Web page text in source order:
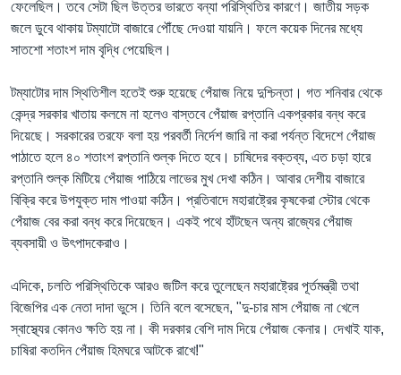
ফেলেছিল। তবে সেটা ছিল উত্তর ভারতে বন্যা পরিস্থিতির কারণে। জাতীয় সড়ক
জলে ডুবে থাকায় টম্যাটো বাজারে পৌঁছে দেওয়া যায়নি। ফলে কয়েক দিনের মধ্যে
সাতশো শতাংশ দাম বৃদ্ধি পেয়েছিল।
টম্যাটোর দাম স্থিতিশীল হতেই শুরু হয়েছে পেঁয়াজ নিয়ে দুশ্চিন্তা। গত শনিবার থেকে
কেন্দ্র সরকার খাতায় কলমে না হলেও বাস্তবে পেঁয়াজ রপ্তানি একপ্রকার বন্ধ করে
দিয়েছে। সরকারের তরফে বলা হয় পরবর্তী নির্দেশ জারি না করা পর্যন্ত বিদেশে পেঁয়াজ
পাঠাতে হলে ৪০ শতাংশ রপ্তানি শুল্ক দিতে হবে। চাষিদের বক্তব্য, এত চড়া হারে
রপ্তানি শুল্ক মিটিয়ে পেঁয়াজ পাঠিয়ে লাভের মুখ দেখা কঠিন। আবার দেশীয় বাজারে
বিক্রি করে উপযুক্ত দাম পাওয়া কঠিন। প্রতিবাদে মহারাষ্ট্রের কৃষকেরা স্টোর থেকে
পেঁয়াজ বের করা বন্ধ করে দিয়েছেন। একই পথে হাঁটছেন অন্য রাজ্যের পেঁয়াজ
ব্যবসায়ী ও উৎপাদকেরাও।
এদিকে, চলতি পরিস্থিতিকে আরও জটিল করে তুলেছেন মহারাষ্ট্রের পূর্তমন্ত্রী তথা
বিজেপির এক নেতা দাদা ভুসে। তিনি বলে বসেছেন, "দু-চার মাস পেঁয়াজ না খেলে
স্বাস্থ্যের কোনও ক্ষতি হয় না। কী দরকার বেশি দাম দিয়ে পেঁয়াজ কেনার। দেখাই যাক,
চাষিরা কতদিন পেঁয়াজ হিমঘরে আটকে রাখে!"